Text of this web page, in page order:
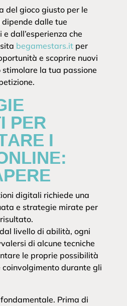
del gioco giusto per le
dalle tue
dall’esperienza che
begamestars.itper
e scoprire nuovi
la tua passione
PER
I
digitali richiede una
e strategie mirate per
livello di abilità, ogni
di alcune tecniche
le proprie possibilità
coinvolgimento durante gli
Prima di